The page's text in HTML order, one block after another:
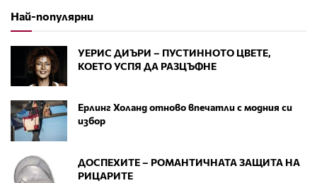
Най-популярни
УЕРИС ДИЪРИ – ПУСТИННОТО ЦВЕТЕ,
КОЕТО УСПЯ ДА РАЗЦЪФНЕ
Ерлинг Холанд отново впечатли с модния си
избор
ДОСПЕХИТЕ – РОМАНТИЧНАТА ЗАЩИТА НА
РИЦАРИТЕ